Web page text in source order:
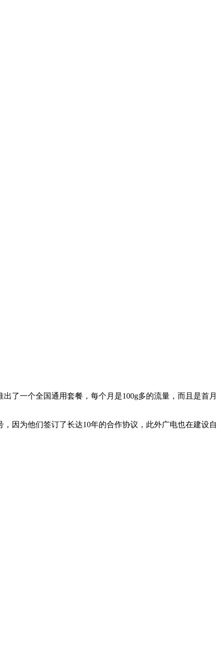
了一个全国通用套餐，每个月是100g多的流量，而且是首月
因为他们签订了长达10年的合作协议，此外广电也在建设自